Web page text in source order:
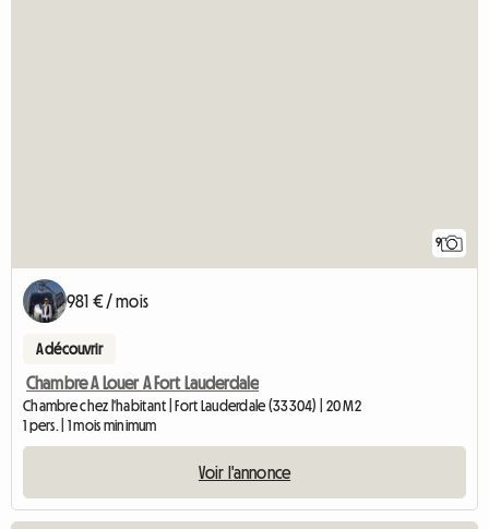
9
981 € / mois
A découvrir
Chambre A Louer A Fort Lauderdale
Chambre chez l'habitant | Fort Lauderdale (33304) | 20 M2
1 pers. | 1 mois minimum
Voir l'annonce